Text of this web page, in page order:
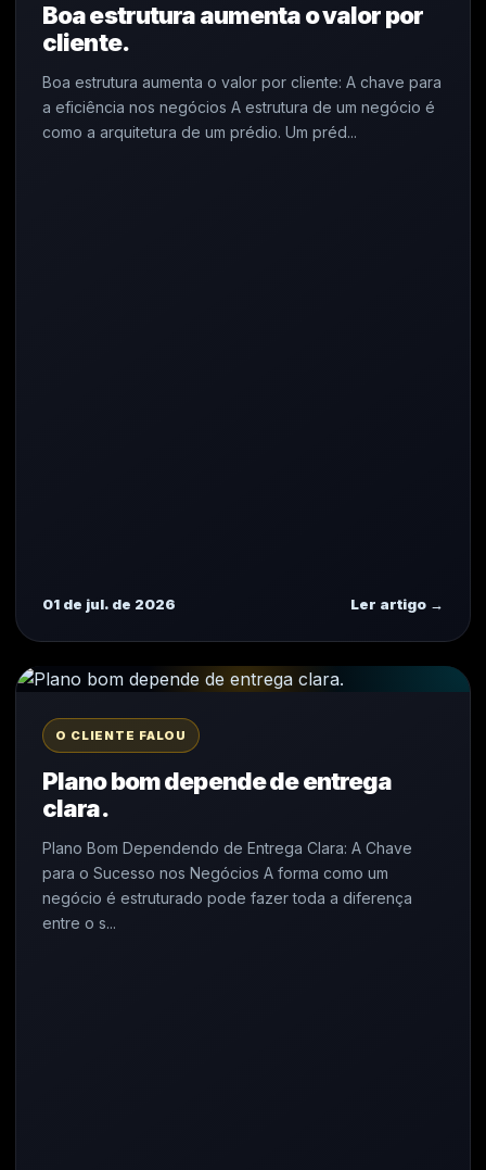
Boa estrutura aumenta o valor por
cliente.
Boa estrutura aumenta o valor por cliente: A chave para
a eficiência nos negócios A estrutura de um negócio é
como a arquitetura de um prédio. Um préd...
01 de jul. de 2026 Ler artigo →
O CLIENTE FALOU
Plano bom depende de entrega
clara.
Plano Bom Dependendo de Entrega Clara: A Chave
para o Sucesso nos Negócios A forma como um
negócio é estruturado pode fazer toda a diferença
entre o s...